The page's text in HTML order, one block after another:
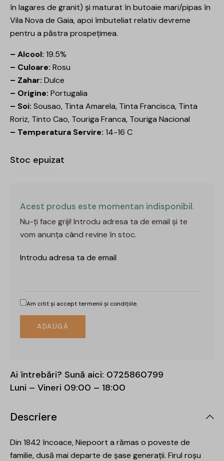
în lagares de granit) și maturat în butoaie mari/pipas în
Vila Nova de Gaia, apoi îmbuteliat relativ devreme
pentru a păstra prospețimea.
– Alcool: 19.5%
– Culoare: Rosu
– Zahar: Dulce
– Origine: Portugalia
– Soi: Sousao, Tinta Amarela, Tinta Francisca, Tinta
Roriz, Tinto Cao, Touriga Franca, Touriga Nacional
– Temperatura Servire: 14-16 C
Stoc epuizat
Acest produs este momentan indisponibil.
Nu-ți face griji! Introdu adresa ta de email și te
vom anunța când revine în stoc.
Introdu adresa ta de email
Am citit și accepttermenii și condițiile.
Ai întrebări? Sună aici: 0725860799
Luni – Vineri 09:00 – 18:00
Descriere
Din 1842 încoace, Niepoort a rămas o poveste de
familie, dusă mai departe de șase generații. Firul roșu